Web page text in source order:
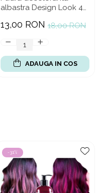
albastra Design Look 40
18,00 RON
13,00 RON
ADAUGA IN COS
-31%